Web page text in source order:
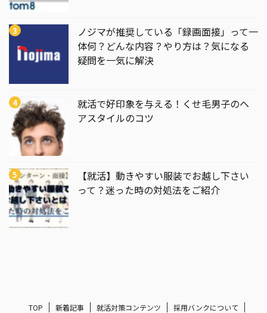
ノジマが推奨している「録画面接」って一
体何？どんな内容？やり方は？気になる
疑問を一気に解決
就活で好印象を与える！くせ毛男子のヘ
アスタイルのコツ
【就活】動きやすい服装でお越し下さい
って？迷った時の対処法をご紹介
TOP 新着記事 就活対策コンテンツ 採用バンクについて